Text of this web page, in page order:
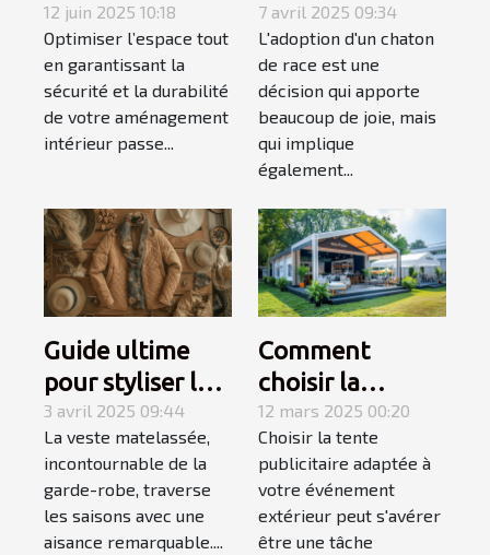
installer des
étagères
murales
robustes
12 juin 2025 10:18
Optimiser l’espace tout
en garantissant la
sécurité et la durabilité
de votre aménagement
intérieur passe...
l'accueil d'un
chaton de race
7 avril 2025 09:34
L'adoption d'un chaton
de race est une
décision qui apporte
beaucoup de joie, mais
qui implique
également...
Guide ultime
pour styliser les
vestes
matelassées en
toutes saisons
3 avril 2025 09:44
La veste matelassée,
incontournable de la
garde-robe, traverse
les saisons avec une
aisance remarquable....
Comment
choisir la
meilleure tente
publicitaire pour
votre
événement
extérieur
12 mars 2025 00:20
Choisir la tente
publicitaire adaptée à
votre événement
extérieur peut s'avérer
être une tâche